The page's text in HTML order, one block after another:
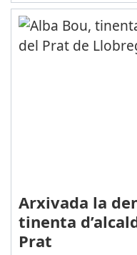
Arxivada la
tinenta
Prat